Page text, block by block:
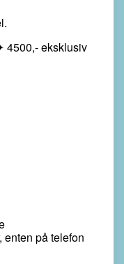
4500,- eksklusiv
enten på telefon